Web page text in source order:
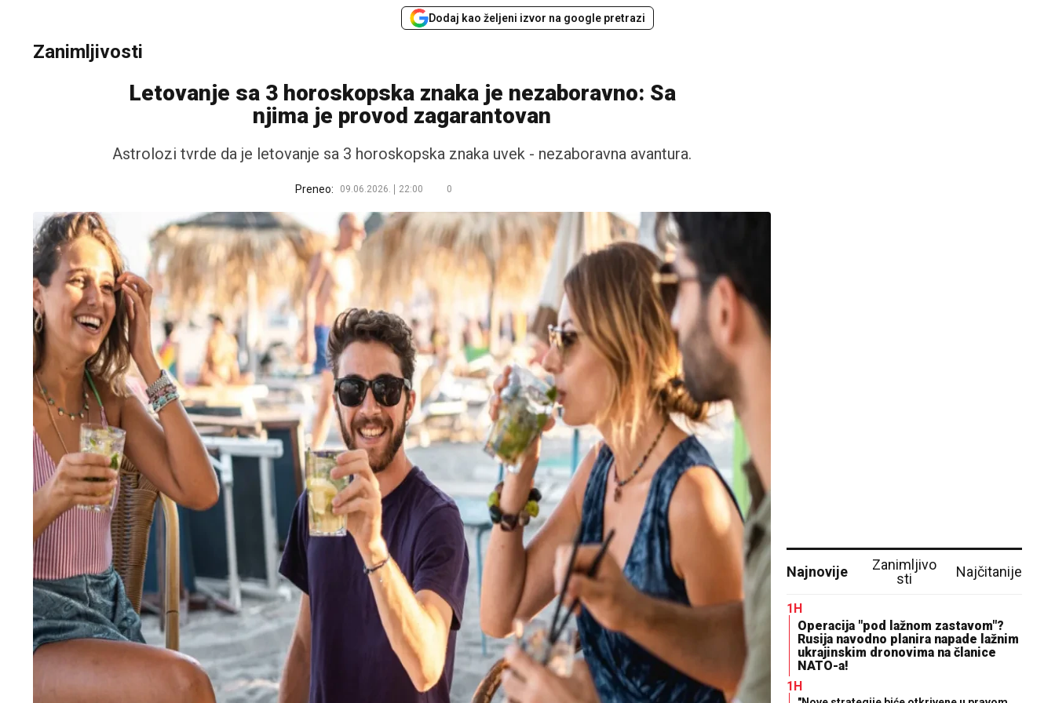
Dodaj kao željeni izvor na google pretrazi
Zanimljivosti
Letovanje sa 3 horoskopska znaka je nezaboravno: Sa
njima je provod zagarantovan
Astrolozi tvrde da je letovanje sa 3 horoskopska znaka uvek - nezaboravna avantura.
Preneo: 09.06.2026. 22:00 0
Najnovije
Zanimljivo
sti
Najčitanije
1H
Operacija "pod lažnom zastavom"?
Rusija navodno planira napade lažnim
ukrajinskim dronovima na članice
NATO-a!
1H